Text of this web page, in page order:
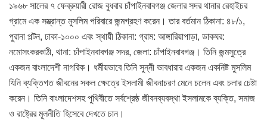
১৯৬৮ সালের ৭ ফেব্রুয়ারী রোজ বুধবার চাঁপাইনবাবগঞ্জ জেলার সদর থানার রেহাইচর
গ্রামে এক সম্ভ্রান্ত মুসলিম পরিবারে জন্মগ্রহণ করেন। তার বর্তমান ঠিকানা: ৪৮/১,
পুরানা পল্টন, ঢাকা-১০০০ এবং স্থায়ী ঠিকানা: গ্রাম: আঙ্গারিয়াপাড়া, ডাকঘর:
নমোসংকরকাঠী, থানা: চাঁপাইনবাবগঞ্জ সদর, জেলা: চাঁপাইনবাবগঞ্জ। তিনি জন্মসুত্রে
একজন বাংলাদেশী নাগরিক। ধর্মীয়ভাবে তিনি সুন্নী ভাবধারার একজন একনিষ্ট মুসলিম
যিনি ব্যক্তিগত জীবনের সকল ক্ষেত্রে ইসলামী জীবনাচরণ মেনে চলেন এবং চলার চেষ্টা
করেন। তিনি বাংলাদেশসহ পুথিবীতে সর্বশ্রেষ্ঠ জীবনব্যবস্থা ইসলামকে ব্যক্তি, সমাজ
ও রাষ্ট্রের মূলনীতি হিসেবে দেখতে চান।